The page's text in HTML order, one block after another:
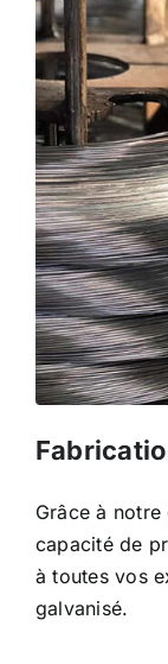
Grâce à
capacité de
à toutes vos
galvanisé.